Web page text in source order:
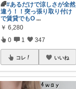
🌈#あるだけで涼しさが全然
違う！！突っ張り取り付け
で賃貸でもO ...
￥ 6,280
0 1 347
コレ いいね